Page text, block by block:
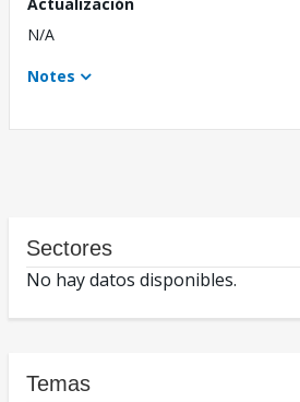
Actualización
N/A
Notes
Sectores
No hay datos disponibles.
Temas